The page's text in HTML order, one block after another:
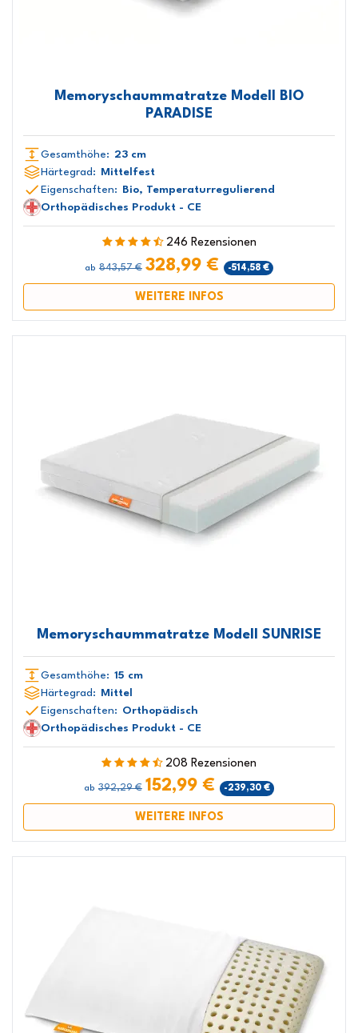
Memoryschaummatratze Modell BIO
PARADISE
Gesamthöhe: 23 cm
Härtegrad:
Mittelfest
Eigenschaften:
Bio, Temperaturregulierend
Orthopädisches Produkt - CE
246 Rezensionen
ab 843,57 € 328,99 € -514,58 €
WEITERE INFOS
Memoryschaummatratze Modell SUNRISE
Gesamthöhe: 15 cm
Härtegrad: Mittel
Eigenschaften: Orthopädisch
Orthopädisches Produkt - CE
208 Rezensionen
ab 392,29 € 152,99 € -239,30 €
WEITERE INFOS